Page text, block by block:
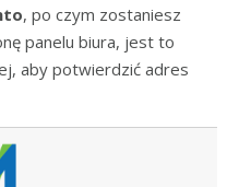
, po czym zostaniesz
panelu biura, jest to
aby potwierdzić adres